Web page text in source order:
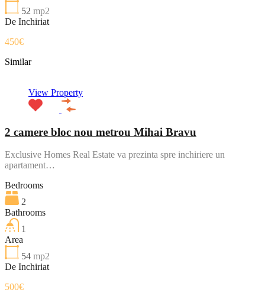
52 mp2
De Inchiriat
450€
Similar
View Property
2 camere bloc nou metrou Mihai Bravu
Exclusive Homes Real Estate va prezinta spre inchiriere un
apartament…
Bedrooms
2
Bathrooms
1
Area
54 mp2
De Inchiriat
500€